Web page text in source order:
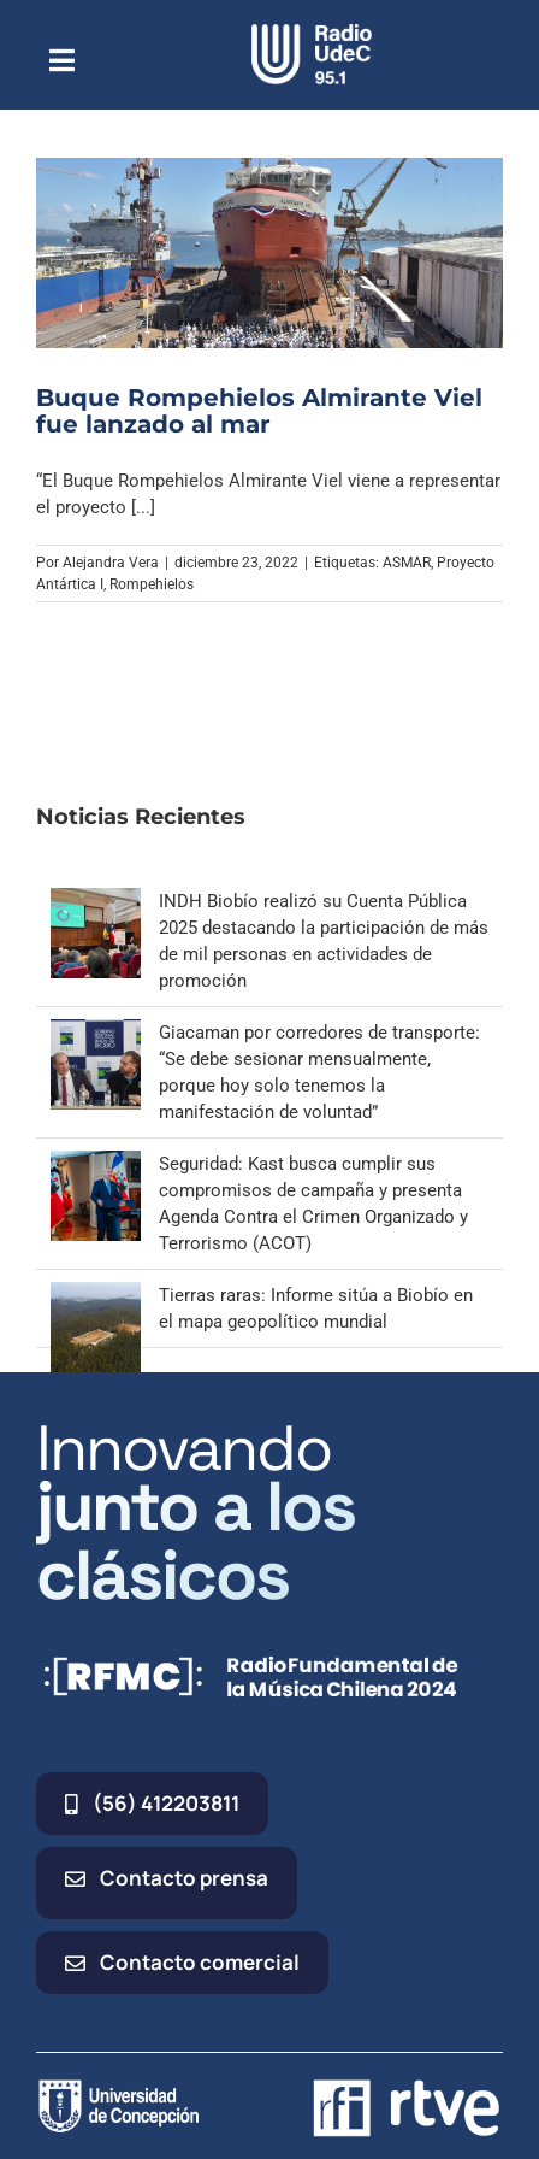
contenidoToggle
NavigationEscuchar Radio UdeC en vivo
Quiénes Somos
Programación
Podcast
Noticias
Columnas
Archivo Sonoro
Buque Rompehielos Almirante Viel
fue lanzado al mar
“El Buque Rompehielos Almirante Viel viene a representar
el proyecto [...]
Por Alejandra Vera | diciembre 23, 2022 | Etiquetas: ASMAR Proyecto
Antártica I Rompehielos
Noticias Recientes
INDH Biobío realizó su Cuenta Pública
2025 destacando la participación de más
de mil personas en actividades de
promoción
Giacaman por corredores de transporte:
“Se debe sesionar mensualmente,
porque hoy solo tenemos la
manifestación de voluntad”
Seguridad: Kast busca cumplir sus
compromisos de campaña y presenta
Agenda Contra el Crimen Organizado y
Terrorismo (ACOT)
Tierras raras: Informe sitúa a Biobío en
el mapa geopolítico mundial
Innovando
junto a los
clásicos
(56) 412203811
Contacto prensa
Contacto comercial